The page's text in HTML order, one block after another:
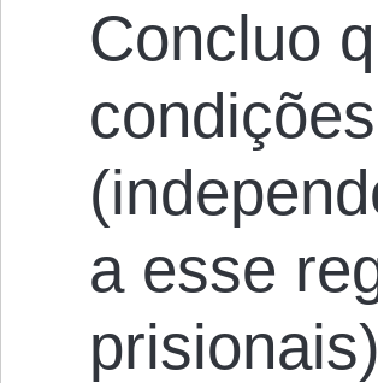
Concluo
a esse